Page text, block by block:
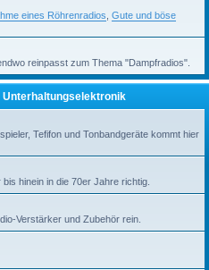
eines Röhrenradios Gute und böse
reinpasst zum Thema "Dampfradios".
Unterhaltungselektronik
Tefifon und Tonbandgeräte kommt hier
hinein in die 70er Jahre richtig.
Verstärker und Zubehör rein.